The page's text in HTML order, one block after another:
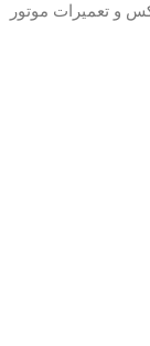
و تعمیرات موتور